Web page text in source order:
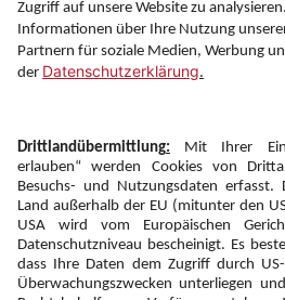
Folgen Sie uns auf
Newsletter:
Anmelden